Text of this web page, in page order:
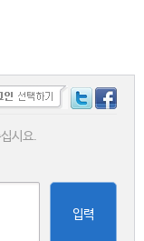
시요.
입력